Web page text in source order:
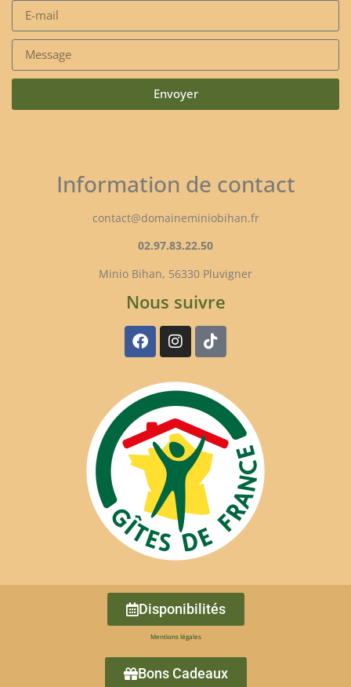
Envoyer
Information de contact
contact@domaineminiobihan.fr
02.97.83.22.50
Minio Bihan, 56330 Pluvigner
Nous suivre
Disponibilités
Mentions légales
Bons Cadeaux